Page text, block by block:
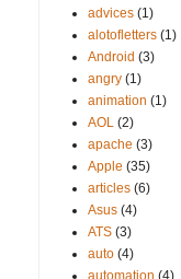
advices (1)
alotofletters (1)
Android (3)
angry (1)
animation (1)
AOL (2)
apache (3)
Apple (35)
articles (6)
Asus (4)
ATS (3)
auto (4)
automation (4)